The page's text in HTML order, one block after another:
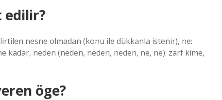
edilir?
nesne olmadan (konu ile dükkanla istenir), ne:
kadar, neden (neden, neden, neden, ne, ne): zarf kime,
öge?